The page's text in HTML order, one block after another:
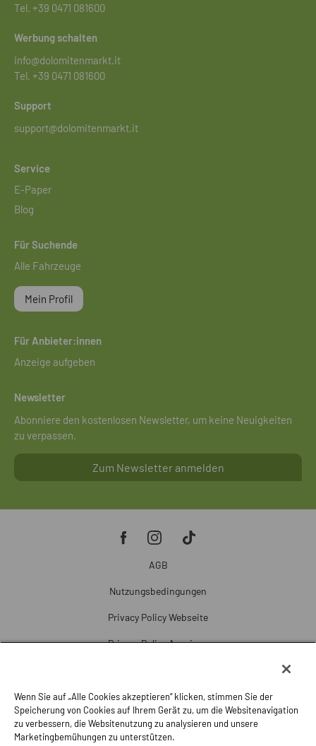
Tel. +39 0471 081600
Werbung schalten
info@dolomitenmarkt.it
Tel. +39 0471 081600
Support
support@dolomitenmarkt.it
Service
E-Paper
Blog
Für Suchende
Alle Fahrzeuge
Mein Profil
Für Anbieter:innen
Anzeige aufgeben
Newsletter
Abonniere den kostenlosen Newsletter, um keine Neuigkeiten
zu verpassen.
Zum Newsletter anmelden
AGB
Nutzungsbedingungen
Privacy Policy Webseite
Privacy Policy Anzeigen
Cookie-Einstellungen
Beschwerde
Wenn Sie auf „Alle Cookies akzeptieren“ klicken, stimmen Sie der
Speicherung von Cookies auf Ihrem Gerät zu, um die Websitenavigation
zu verbessern, die Websitenutzung zu analysieren und unsere
Marketingbemühungen zu unterstützen.